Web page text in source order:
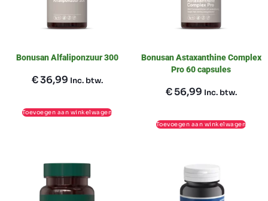
Bonusan Alfaliponzuur 300
€36,99 Inc. btw.
Toevoegen aan winkelwagen
Bonusan Astaxanthine Complex
Pro 60 capsules
€56,99 Inc. btw.
Toevoegen aan winkelwagen